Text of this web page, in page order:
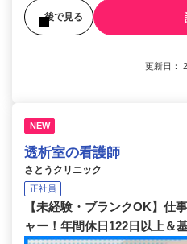
後で見る
更新日：
NEW
透析室の看護師
さとうクリニック
正社員
【未経験・ブランクOK】仕
ャー！年間休日122日以上＆